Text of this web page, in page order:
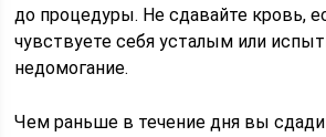
до процедуры. Не сдавайте кровь,
чувствуете себя усталым или
недомогание.
Чем раньше в течение дня вы